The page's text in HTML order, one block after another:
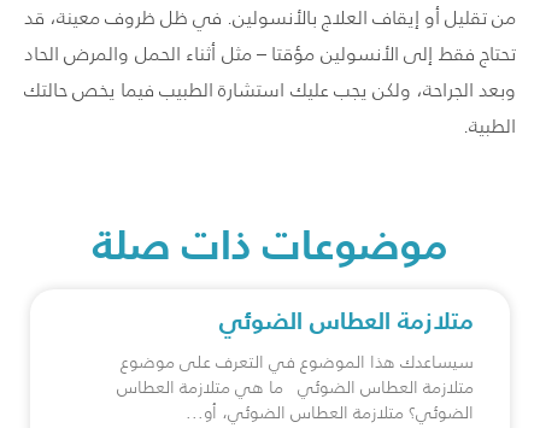
من تقليل أو إيقاف العلاج بالأنسولين. في ظل ظروف معينة، قد
تحتاج فقط إلى الأنسولين مؤقتا – مثل أثناء الحمل والمرض الحاد
وبعد الجراحة، ولكن يجب عليك استشارة الطبيب فيما يخص حالتك
الطبية.
موضوعات ذات صلة
متلازمة العطاس الضوئي
سيساعدك هذا الموضوع في التعرف على موضوع
متلازمة العطاس الضوئي ما هي متلازمة العطاس
الضوئي؟ متلازمة العطاس الضوئي، أو